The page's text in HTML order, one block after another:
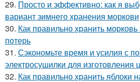
29. Просто и эффективно: как я
вариант зимнего хранения моркови
30. Как правильно хранить
потерь
31. Сэкономьте время и усилия с
электросушилки для изготовления
32. Как правильно хранить яблоки